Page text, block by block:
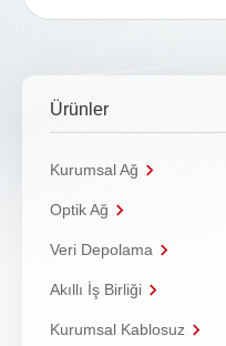
Ürünler
Kurumsal Ağ
Optik Ağ
Veri Depolama
Akıllı İş Birliği
Kurumsal Kablosuz